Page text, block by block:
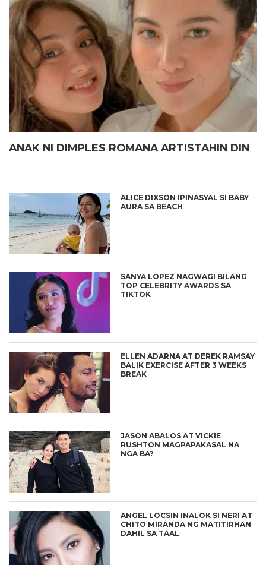
ANAK NI DIMPLES ROMANA ARTISTAHIN DIN
ALICE DIXSON IPINASYAL SI BABY
AURA SA BEACH
SANYA LOPEZ NAGWAGI BILANG
TOP CELEBRITY AWARDS SA
TIKTOK
ELLEN ADARNA AT DEREK RAMSAY
BALIK EXERCISE AFTER 3 WEEKS
BREAK
JASON ABALOS AT VICKIE
RUSHTON MAGPAPAKASAL NA
NGA BA?
ANGEL LOCSIN INALOK SI NERI AT
CHITO MIRANDA NG MATITIRHAN
DAHIL SA TAAL